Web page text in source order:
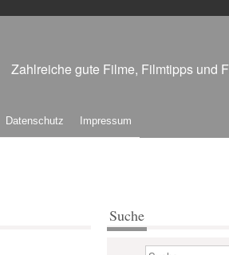
Zahlreiche gute Filme, Filmtipps und
Datenschutz Impressum
Suche